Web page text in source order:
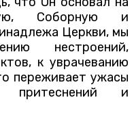
Соборную и
Церкви, мы
нестроений,
к уврачеванию
переживает ужасы
и